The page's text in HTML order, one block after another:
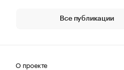
Все публикации
О проекте